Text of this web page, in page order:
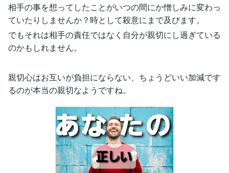
相手の事を想ってしたことがいつの間にか憎しみに変わっ
ていたりしませんか？時として殺意にまで及びます。
でもそれは相手の責任ではなく自分が親切にし過ぎている
のかもしれません。
親切心はお互いが負担にならない、ちょうどいい加減です
るのが本当の親切なようですね。